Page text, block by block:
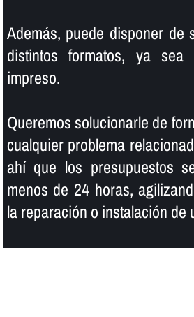
Además, puede disponer de
distintos formatos, ya
impreso.
Queremos solucionarle de
cualquier problema
ahí­ que los presupuestos
menos de 24 horas,
la reparación o instalación de